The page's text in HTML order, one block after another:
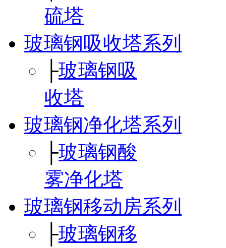
硫塔
玻璃钢吸收塔系列
├玻璃钢吸
收塔
玻璃钢净化塔系列
├玻璃钢酸
雾净化塔
玻璃钢移动房系列
├玻璃钢移